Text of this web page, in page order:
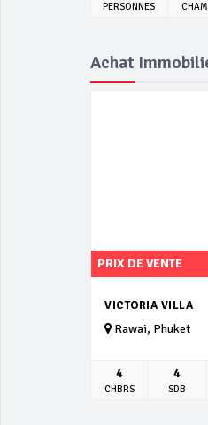
PERSONNES
Achat
PRIX DE VENTE
VICTORIA VILLA
Rawai, Phuket
4
CHBRS
4
SDB